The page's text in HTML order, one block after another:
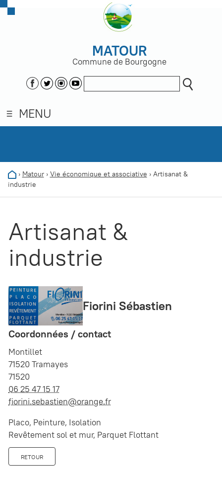
MATOUR
Commune de Bourgogne
MENU
› Matour› Vie économique et associative › Artisanat &
industrie
Artisanat &
industrie
Fiorini Sébastien
Coordonnées / contact
Montillet
71520 Tramayes
71520
06 25 47 15 17
fiorini.sebastien@orange.fr
Placo, Peinture, Isolation
Revêtement sol et mur, Parquet Flottant
RETOUR